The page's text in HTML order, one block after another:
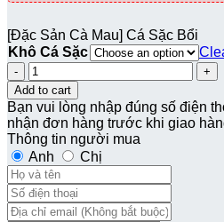
[Đặc Sản Cà Mau] Cá Sặc Bổi
Khô Cá Sặc
Quantity
Add to cart
Bạn vui lòng nhập đúng số điện
nhận đơn hàng trước khi giao
Thông tin người mua
Anh
Chị